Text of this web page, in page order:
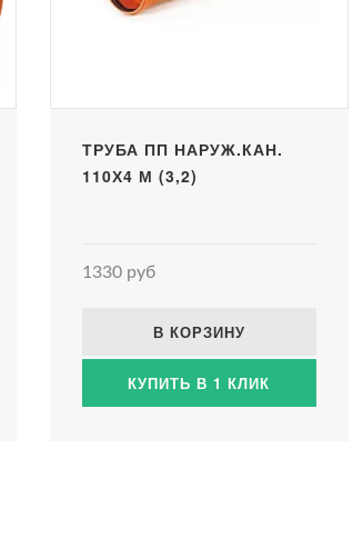
ТРУБА ПП НАРУЖ.КАН.
110Х4 М (3,2)
1330 руб
В КОРЗИНУ
КУПИТЬ В 1 КЛИК